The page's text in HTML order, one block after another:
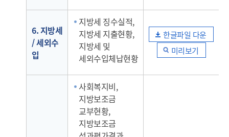
6. 지방세
/ 세외수
입
지방세 징수실적,
지방세 지출현황,
지방세 및
세외수입체납현황
한글파일 다운
미리보기
사회복지비,
지방보조금
교부현황,
지방보조금